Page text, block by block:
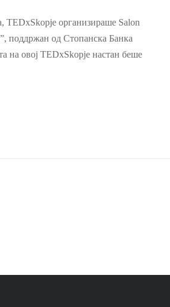
TEDxSkopje организираше Salon
поддржан од Стопанска Банка
на овој TEDxSkopje настан беше